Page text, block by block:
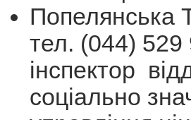
Попелянська
тел. (044)
інспектор
соціально